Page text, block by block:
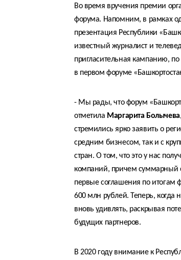
Во время вручения премии
форума. Напомним, в рамках
презентация Республики
известный журналист и
пригласительная кампанию,
в первом форуме
- Мы рады, что форум
отметила Маргарита Болычева
стремились ярко заявить о
средним бизнесом, так и с
стран. О том, что это у нас
компаний, причем суммарный
первые соглашения по
600 млн рублей. Теперь, когда
вновь удивлять, раскрывая
будущих партнеров.
В 2020 году внимание к